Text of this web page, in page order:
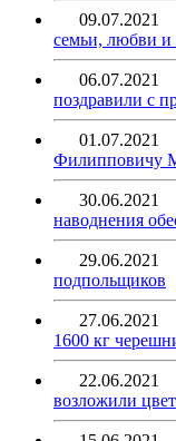
09.07.2021
семьи, любви и
06.07.2021
поздравили с
01.07.2021
Филипповичу
30.06.2021
наводнения
29.06.2021
подпольщиков
27.06.2021
1600 кг
22.06.2021
возложили